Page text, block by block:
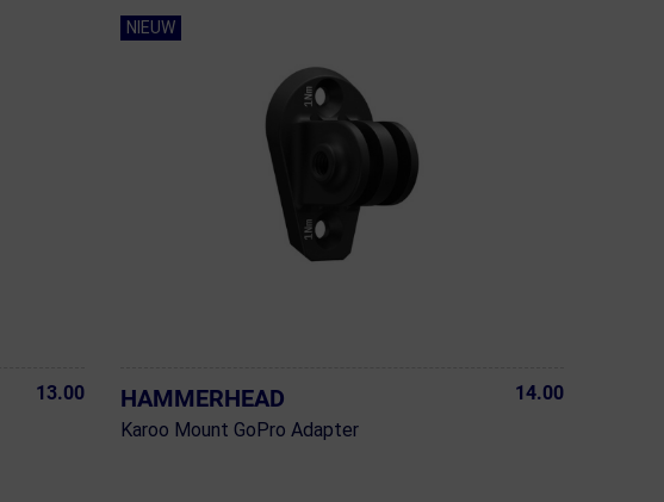
13.00
NIEUW
HAMMERHEAD
Karoo Mount GoPro Adapter
14.00